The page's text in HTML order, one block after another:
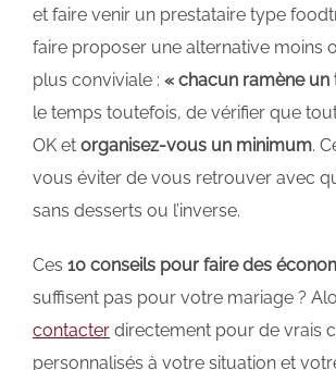
et faire venir un prestataire type
faire proposer une alternative moins
plus conviviale : « chacun ramène un
le temps toutefois, de vérifier que
OK et organisez-vous un minimum.
vous éviter de vous retrouver avec
sans desserts ou l’inverse.
Ces 10 conseils pour faire des
suffisent pas pour votre mariage ?
contacter directement pour de vrais
personnalisés à votre situation et